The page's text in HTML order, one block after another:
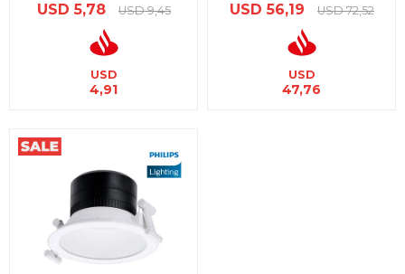
USD 5,78 USD 9,45
USD
4,91
USD 56,19 USD 72,52
USD
47,76